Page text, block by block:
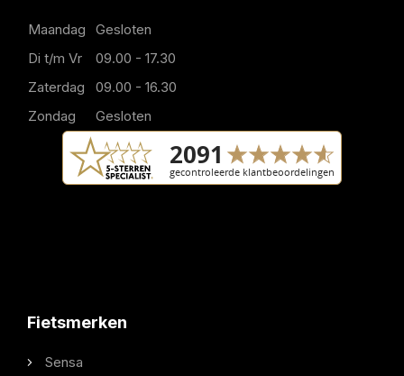
Maandag
Gesloten
Di t/m Vr
09.00 - 17.30
Zaterdag
09.00 - 16.30
Zondag
Gesloten
Fietsmerken
Sensa